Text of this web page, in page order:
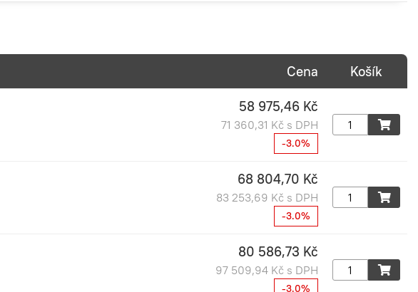
Cena Košík
58 975,46 Kč
71 360,31 Kč s DPH
-3.0%
68 804,70 Kč
83 253,69 Kč s DPH
-3.0%
80 586,73 Kč
97 509,94 Kč s DPH
-3.0%